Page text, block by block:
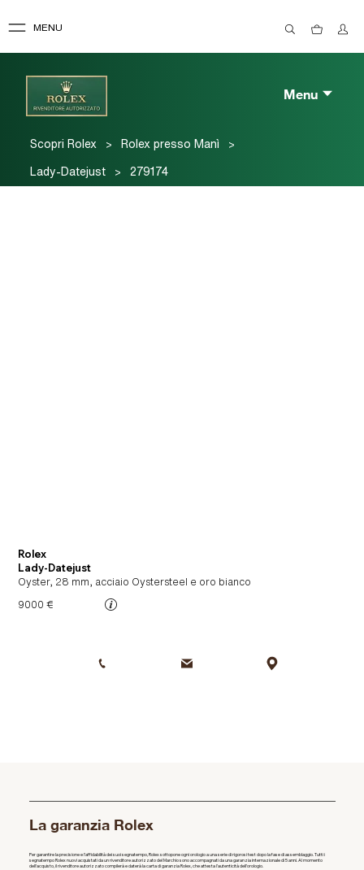
MENU
Menu
Scopri Rolex > Rolex presso Manì >
Lady-Datejust > 279174
Rolex
Lady-Datejust
Oyster, 28 mm, acciaio Oystersteel e oro bianco
9000 €
La garanzia Rolex
Per garantire la precisione e l’affidabilità dei suoi segnatempo, Rolex sottopone ogni orologio a una serie di rigorosi test dopo la fase di assemblaggio. Tutti i
segnatempo Rolex nuovi acquistati da un rivenditore autorizzato del Marchio sono accompagnati da una garanzia internazionale di 5 anni. Al momento
dell’acquisto, il rivenditore autorizzato compilerà e daterà la carta di garanzia Rolex, che attesta l’autenticità dell’orologio.